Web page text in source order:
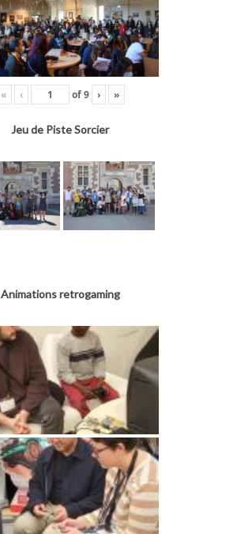
« ‹ of9 › »
Jeu de Piste Sorcier
Animations retrogaming